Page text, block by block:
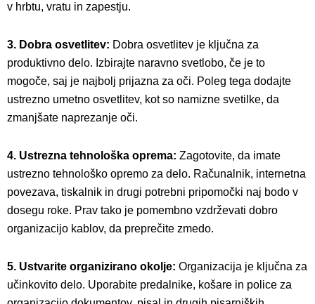
v hrbtu, vratu in zapestju.
3. Dobra osvetlitev: Dobra osvetlitev je ključna za
produktivno delo. Izbirajte naravno svetlobo, če je to
mogoče, saj je najbolj prijazna za oči. Poleg tega dodajte
ustrezno umetno osvetlitev, kot so namizne svetilke, da
zmanjšate naprezanje oči.
4. Ustrezna tehnološka oprema: Zagotovite, da imate
ustrezno tehnološko opremo za delo. Računalnik, internetna
povezava, tiskalnik in drugi potrebni pripomočki naj bodo v
dosegu roke. Prav tako je pomembno vzdrževati dobro
organizacijo kablov, da preprečite zmedo.
5. Ustvarite organizirano okolje: Organizacija je ključna za
učinkovito delo. Uporabite predalnike, košare in police za